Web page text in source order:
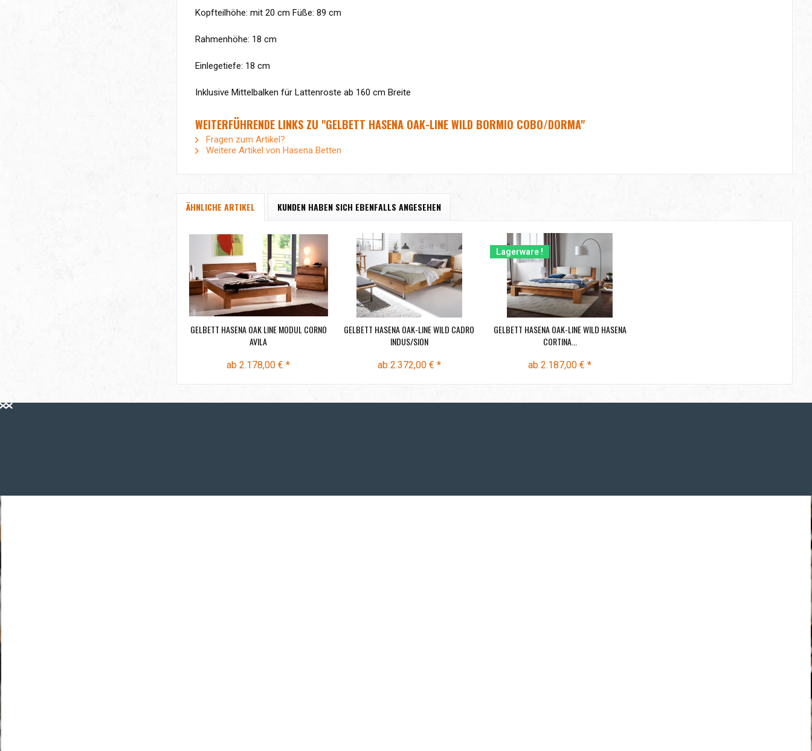
Kopfteilhöhe: mit 20 cm Füße: 89 cm
Rahmenhöhe: 18 cm
Einlegetiefe: 18 cm
Inklusive Mittelbalken für Lattenroste ab 160 cm Breite
WEITERFÜHRENDE LINKS ZU "GELBETT HASENA OAK-LINE WILD BORMIO COBO/DORMA"
Fragen zum Artikel?
Weitere Artikel von Hasena Betten
ÄHNLICHE ARTIKEL KUNDEN HABEN SICH EBENFALLS ANGESEHEN
GELBETT HASENA OAK LINE MODUL CORNO
AVILA
ab 2.178,00 € *
GELBETT HASENA OAK-LINE WILD CADRO
INDUS/SION
ab 2.372,00 € *
Lagerware !
GELBETT HASENA OAK-LINE WILD HASENA
CORTINA...
ab 2.187,00 € *